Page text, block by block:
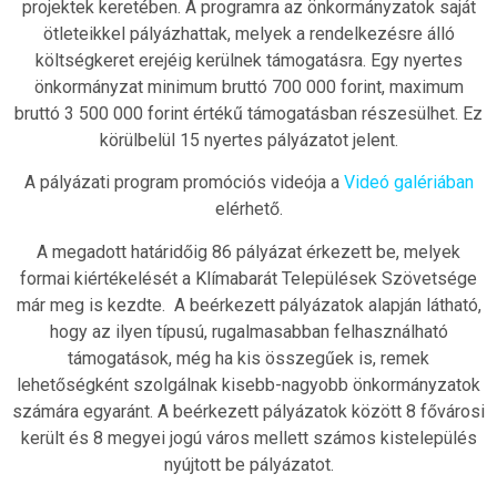
projektek keretében. A programra az önkormányzatok saját
ötleteikkel pályázhattak, melyek a rendelkezésre álló
költségkeret erejéig kerülnek támogatásra. Egy nyertes
önkormányzat minimum bruttó 700 000 forint, maximum
bruttó 3 500 000 forint értékű támogatásban részesülhet. Ez
körülbelül 15 nyertes pályázatot jelent.
A pályázati program promóciós videója a Videó galériában
elérhető.
A megadott határidőig 86 pályázat érkezett be, melyek
formai kiértékelését a Klímabarát Települések Szövetsége
már meg is kezdte. A beérkezett pályázatok alapján látható,
hogy az ilyen típusú, rugalmasabban felhasználható
támogatások, még ha kis összegűek is, remek
lehetőségként szolgálnak kisebb-nagyobb önkormányzatok
számára egyaránt. A beérkezett pályázatok között 8 fővárosi
került és 8 megyei jogú város mellett számos kistelepülés
nyújtott be pályázatot.